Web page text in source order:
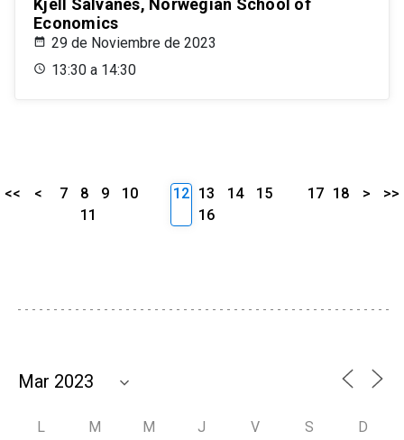
Kjell Salvanes, Norwegian School of
Economics
29 de Noviembre de 2023
13:30 a 14:30
<< < 7 8 9
10
11
12 13 14
15
16
17 18 > >>
L M M J V S D